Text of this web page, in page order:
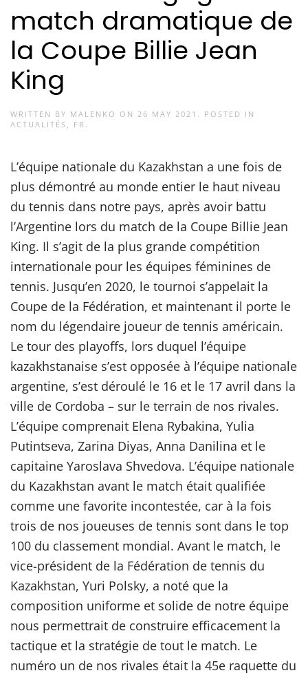
match dramatique de
la Coupe Billie Jean
King
WRITTEN BY MALENKO ON 26 MAY 2021
. POSTED IN
ACTUALITÉS
FR
L’équipe nationale du Kazakhstan a une fois de
plus démontré au monde entier le haut niveau
du tennis dans notre pays, après avoir battu
l’Argentine lors du match de la Coupe Billie Jean
King. Il s’agit de la plus grande compétition
internationale pour les équipes féminines de
tennis. Jusqu’en 2020, le tournoi s’appelait la
Coupe de la Fédération, et maintenant il porte le
nom du légendaire joueur de tennis américain.
Le tour des playoffs, lors duquel l’équipe
kazakhstanaise s’est opposée à l’équipe nationale
argentine, s’est déroulé le 16 et le 17 avril dans la
ville de Cordoba – sur le terrain de nos rivales.
L’équipe comprenait Elena Rybakina, Yulia
Putintseva, Zarina Diyas, Anna Danilina et le
capitaine Yaroslava Shvedova. L’équipe nationale
du Kazakhstan avant le match était qualifiée
comme une favorite incontestée, car à la fois
trois de nos joueuses de tennis sont dans le top
100 du classement mondial. Avant le match, le
vice-président de la Fédération de tennis du
Kazakhstan, Yuri Polsky, a noté que la
composition uniforme et solide de notre équipe
nous permettrait de construire efficacement la
tactique et la stratégie de tout le match. Le
numéro un de nos rivales était la 45e raquette du